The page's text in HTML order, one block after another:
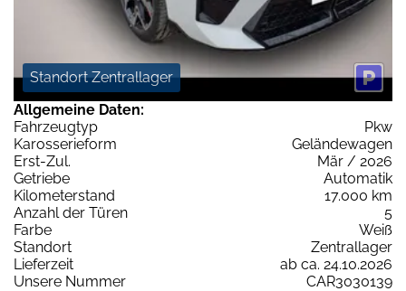
Standort Zentrallager
Allgemeine Daten:
Fahrzeugtyp
Pkw
Karosserieform
Geländewagen
Erst-Zul.
Mär / 2026
Getriebe
Automatik
Kilometerstand
17.000 km
Anzahl der Türen
5
Farbe
Weiß
Standort
Zentrallager
Lieferzeit
ab ca. 24.10.2026
Unsere Nummer
CAR3030139